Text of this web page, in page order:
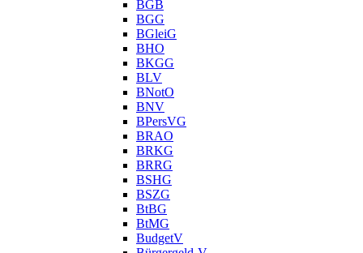
BGB
BGG
BGleiG
BHO
BKGG
BLV
BNotO
BNV
BPersVG
BRAO
BRKG
BRRG
BSHG
BSZG
BtBG
BtMG
BudgetV